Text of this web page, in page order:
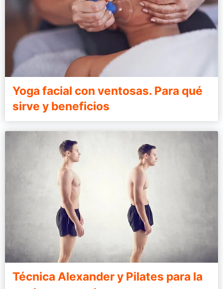
Yoga facial con ventosas. Para qué
sirve y beneficios
Técnica Alexander y Pilates para la